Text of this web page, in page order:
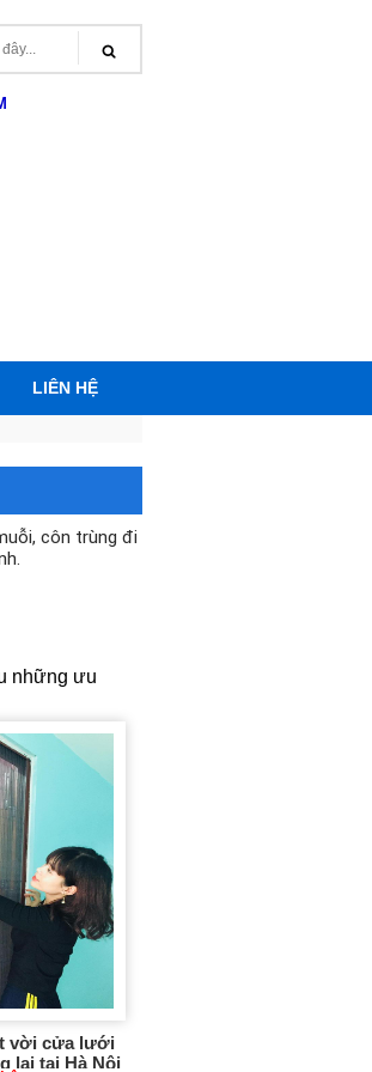
LIÊN HỆ
côn trùng đi
những ưu
vời cửa lưới
lại tại Hà Nội